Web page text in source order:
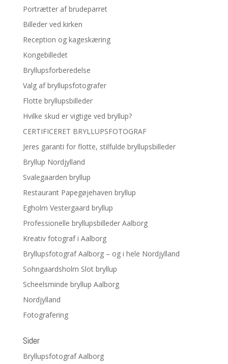
Portrætter af brudeparret
Billeder ved kirken
Reception og kageskæring
Kongebilledet
Bryllupsforberedelse
Valg af bryllupsfotografer
Flotte bryllupsbilleder
Hvilke skud er vigtige ved bryllup?
CERTIFICERET BRYLLUPSFOTOGRAF
Jeres garanti for flotte, stilfulde bryllupsbilleder
Bryllup Nordjylland
Svalegaarden bryllup
Restaurant Papegøjehaven bryllup
Egholm Vestergaard bryllup
Professionelle bryllupsbilleder Aalborg
Kreativ fotograf i Aalborg
Bryllupsfotograf Aalborg – og i hele Nordjylland
Sohngaardsholm Slot bryllup
Scheelsminde bryllup Aalborg
Nordjylland
Fotografering
Sider
Bryllupsfotograf Aalborg